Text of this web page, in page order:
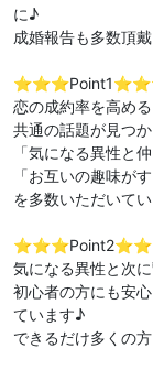
に♪
成婚報告も多数頂
恋の成約率を高め
共通の話題が見つ
「気になる異性と
「お互いの趣味が
を多数いただいてい
気になる異性と次
初心者の方にも安
ています♪
できるだけ多くの